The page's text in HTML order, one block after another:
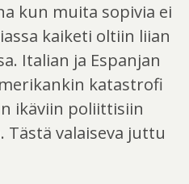
kun muita sopivia ei
kaiketi oltiin liian
Italian ja Espanjan
katastrofi
ikäviin poliittisiin
Tästä valaiseva juttu